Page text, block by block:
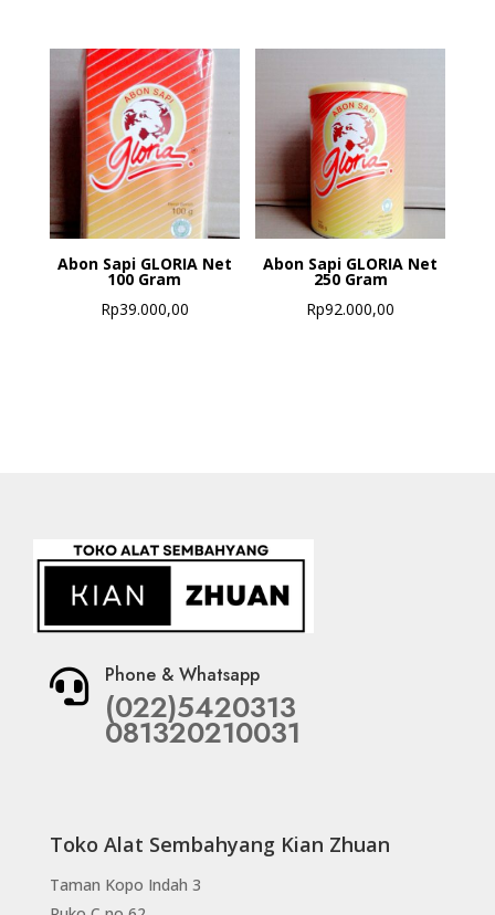
Abon Sapi GLORIA Net
100 Gram
Rp39.000,00
Abon Sapi GLORIA Net
250 Gram
Rp92.000,00
 Phone & Whatsapp
(022)5420313
081320210031
Toko Alat Sembahyang Kian Zhuan
Taman Kopo Indah 3